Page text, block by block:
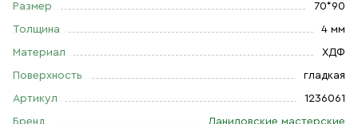
Размер 70*90
Толщина 4 мм
Материал ХДФ
Поверхность гладкая
Артикул 1236061
Бренд Даниловские мастерские